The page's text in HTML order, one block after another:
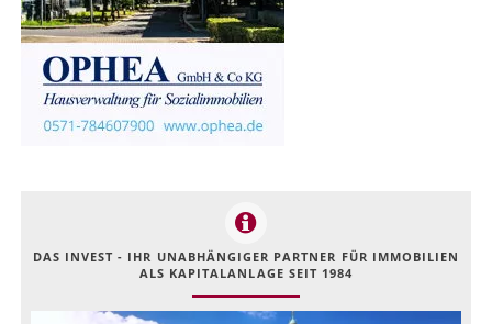
DAS INVEST - IHR UNABHÄNGIGER PARTNER FÜR IMMOBILIEN
ALS KAPITALANLAGE SEIT 1984